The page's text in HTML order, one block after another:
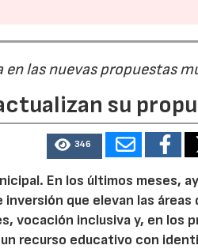
las nuevas propuestas
su
346
En los últimos meses,
que elevan las áreas
vocación inclusiva y, en los
recurso educativo con